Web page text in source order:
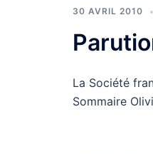
30 AVRIL 2010
La Société
Sommaire